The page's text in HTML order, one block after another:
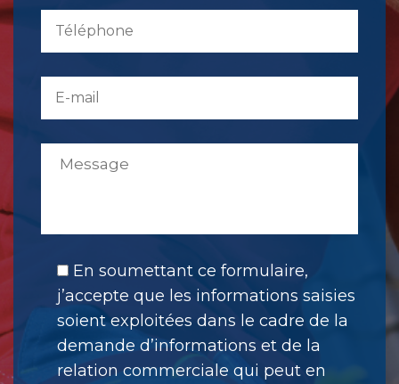
En soumettant ce formulaire,
j’accepte que les informations saisies
soient exploitées dans le cadre de la
demande d’informations et de la
relation commerciale qui peut en